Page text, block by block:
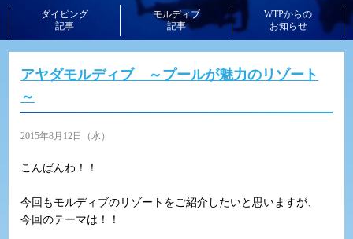
ダイビング
記事
モルディブ
記事
WTPからの
お知らせ
アヤダモルディブ ～プールが魅力のリゾート
～
2015年8月12日（水）
こんばんわ！！
今回もモルディブのリゾートをご紹介したいと思いますが、
今回のテーマは！！